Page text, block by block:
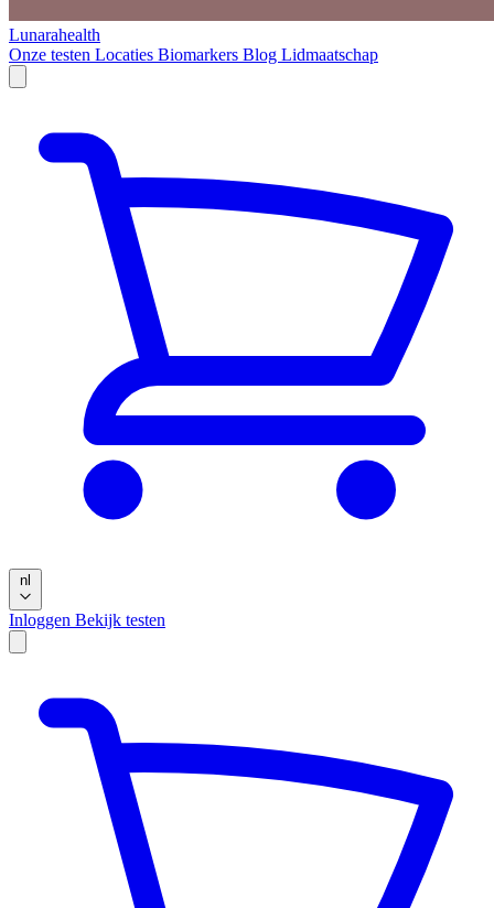
Lunarahealth
Onze testen Locaties Biomarkers Blog Lidmaatschap
nl
Inloggen Bekijk testen